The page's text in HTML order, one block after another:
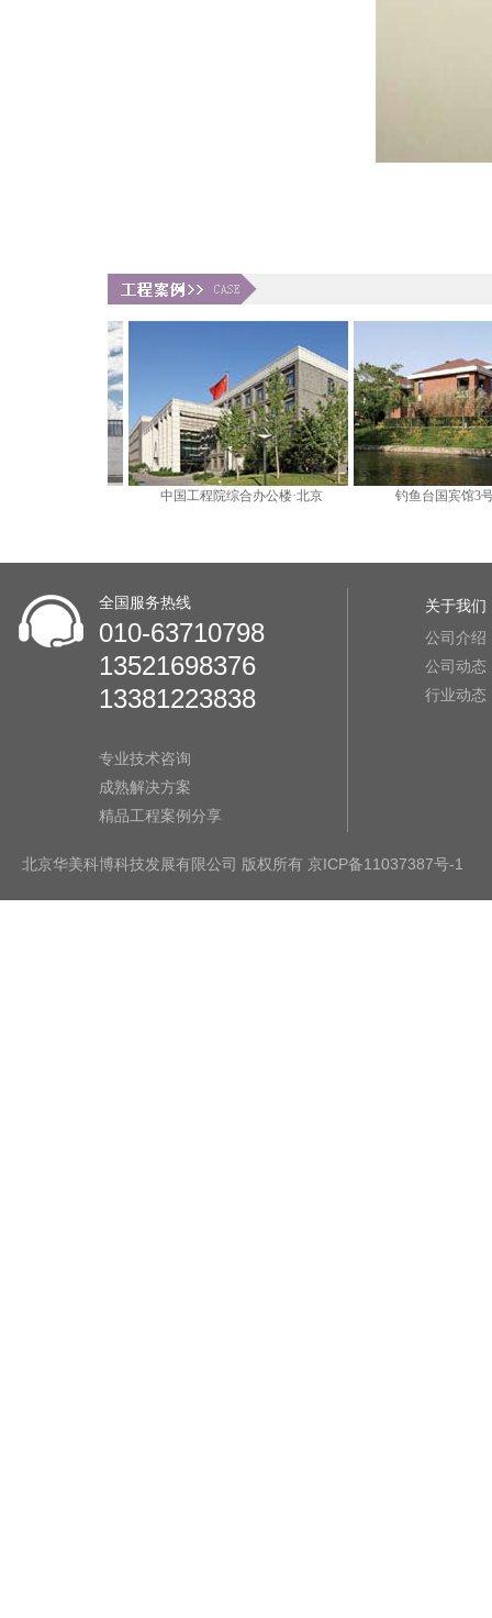
全国服务热线
010-63710798
13521698376
13381223838
专业技术咨询
成熟解决方案
精品工程案例分享
关于我们
公司介绍
公司动态
行业动态
北京华美科博科技发展有限公司 版权所有 京ICP备11037387号-1